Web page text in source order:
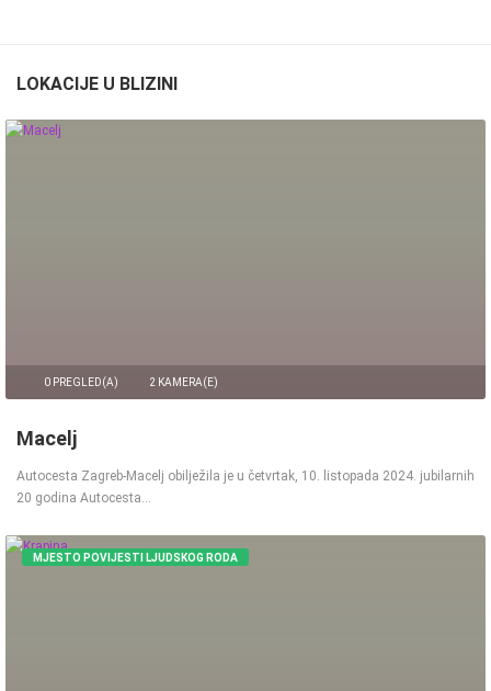
LOKACIJE U BLIZINI
0 PREGLED(A) 2 KAMERA(E)
Macelj
Autocesta Zagreb-Macelj obilježila je u četvrtak, 10. listopada 2024. jubilarnih
20 godina Autocesta…
MJESTO POVIJESTI LJUDSKOG RODA